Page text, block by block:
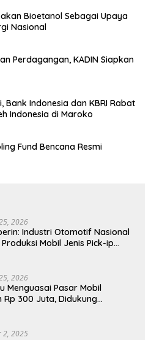
Bioetanol Sebagai Upaya
Nasional
Perdagangan, KADIN Siapkan
Bank Indonesia dan KBRI Rabat
Indonesia di Maroko
Fund Bencana Resmi
2026
Industri Otomotif Nasional
Mobil Jenis Pick-ip
2026
Menguasai Pasar Mobil
Rp 300 Juta, Didukung
2, 2025